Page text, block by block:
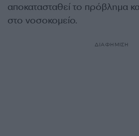
αποκατασταθεί το πρόβλημα
στο νοσοκομείο.
ΔΙΑΦΗΜΙΣΗ